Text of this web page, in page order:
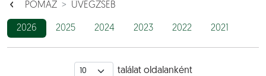
POMÁZ ÜVEGZSEB
2026 2025 2024 2023 2022 2021
találat oldalanként